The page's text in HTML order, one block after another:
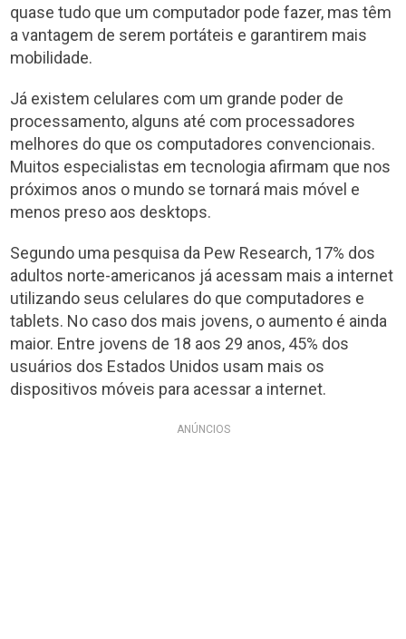
quase tudo que um computador pode fazer, mas têm
a vantagem de serem portáteis e garantirem mais
mobilidade.
Já existem celulares com um grande poder de
processamento, alguns até com processadores
melhores do que os computadores convencionais.
Muitos especialistas em tecnologia afirmam que nos
próximos anos o mundo se tornará mais móvel e
menos preso aos desktops.
Segundo uma pesquisa da Pew Research, 17% dos
adultos norte-americanos já acessam mais a internet
utilizando seus celulares do que computadores e
tablets. No caso dos mais jovens, o aumento é ainda
maior. Entre jovens de 18 aos 29 anos, 45% dos
usuários dos Estados Unidos usam mais os
dispositivos móveis para acessar a internet.
ANÚNCIOS